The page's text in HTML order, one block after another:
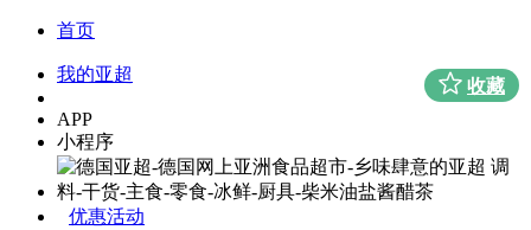
首页
我的亚超
APP
小程序
优惠活动
收藏